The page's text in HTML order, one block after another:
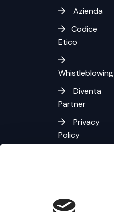
Azienda
Codice
Etico
Whistleblowing
Diventa
Partner
Privacy
Policy